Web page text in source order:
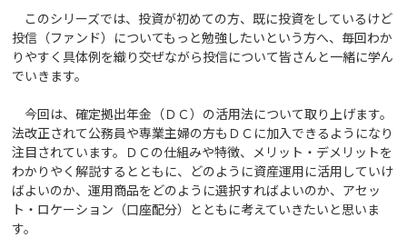
このシリーズでは、投資が初めての方、既に投資をしているけど
投信（ファンド）についてもっと勉強したいという方へ、毎回わか
りやすく具体例を織り交ぜながら投信について皆さんと一緒に学ん
でいきます。
今回は、確定拠出年金（ＤＣ）の活用法について取り上げます。
法改正されて公務員や専業主婦の方もＤＣに加入できるようになり
注目されています。ＤＣの仕組みや特徴、メリット・デメリットを
わかりやく解説するとともに、どのように資産運用に活用していけ
ばよいのか、運用商品をどのように選択すればよいのか、アセッ
ト・ロケーション（口座配分）とともに考えていきたいと思いま
す。